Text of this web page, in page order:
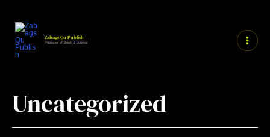
Zabags Qu Publish
Publisher of Book & Journal
Uncategorized